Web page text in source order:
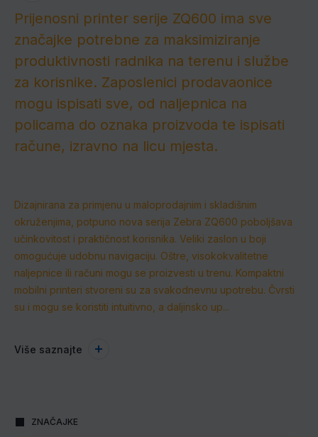
Prijenosni printer serije ZQ600 ima sve
značajke potrebne za maksimiziranje
produktivnosti radnika na terenu i službe
za korisnike. Zaposlenici prodavaonice
mogu ispisati sve, od naljepnica na
policama do oznaka proizvoda te ispisati
račune, izravno na licu mjesta.
Dizajnirana za primjenu u maloprodajnim i skladišnim
okruženjima, potpuno nova serija Zebra ZQ600 poboljšava
učinkovitost i praktičnost korisnika. Veliki zaslon u boji
omogućuje udobnu navigaciju. Oštre, visokokvalitetne
naljepnice ili računi mogu se proizvesti u trenu. Kompaktni
mobilni printeri stvoreni su za svakodnevnu upotrebu. Čvrsti
su i mogu se koristiti intuitivno, a daljinsko up...
Više saznajte
ZNAČAJKE